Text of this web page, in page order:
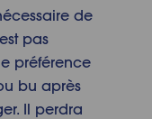
de
pas
préférence
bu après
Il perdra